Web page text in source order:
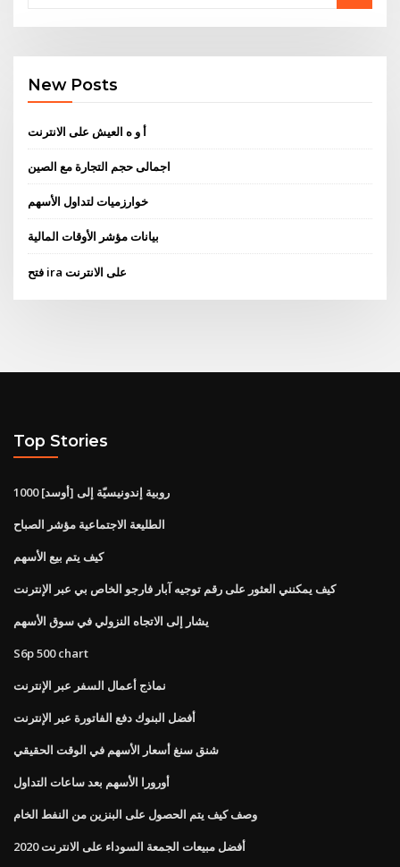
New Posts
أ و ه العيش على الانترنت
اجمالى حجم التجارة مع الصين
خوارزميات لتداول الأسهم
بيانات مؤشر الأوقات المالية
فتح ira على الانترنت
Top Stories
1000 روبية إندونيسيّة إلى [أوسد]
الطليعة الاجتماعية مؤشر الصباح
كيف يتم بيع الأسهم
كيف يمكنني العثور على رقم توجيه آبار فارجو الخاص بي عبر الإنترنت
يشار إلى الاتجاه النزولي في سوق الأسهم
S6p 500 chart
نماذج أعمال السفر عبر الإنترنت
أفضل البنوك دفع الفاتورة عبر الإنترنت
شنق سنغ أسعار الأسهم في الوقت الحقيقي
أورورا الأسهم بعد ساعات التداول
وصف كيف يتم الحصول على البنزين من النفط الخام
أفضل مبيعات الجمعة السوداء على الانترنت 2020